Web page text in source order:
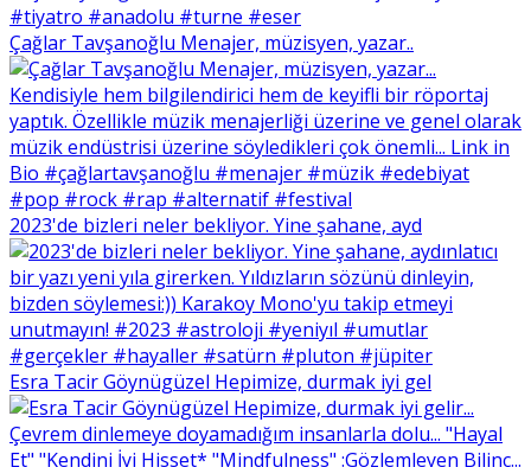
Çağlar Tavşanoğlu Menajer, müzisyen, yazar..
2023'de bizleri neler bekliyor. Yine şahane, ayd
Esra Tacir Göynügüzel Hepimize, durmak iyi gel